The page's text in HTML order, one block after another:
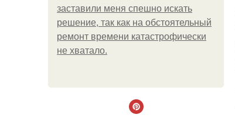
заставили меня спешно искать
решение, так как на обстоятельный
ремонт времени катастрофически
не хватало.